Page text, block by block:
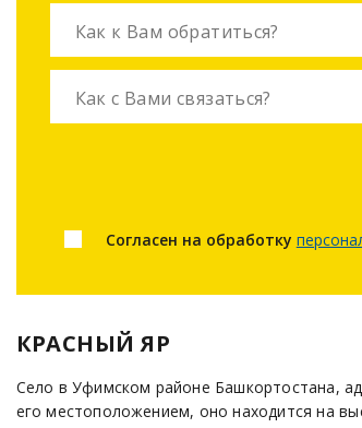
Согласен на обработку
КРАСНЫЙ ЯР
Село в Уфимском районе Башкортостана,
его местоположением, оно находится на